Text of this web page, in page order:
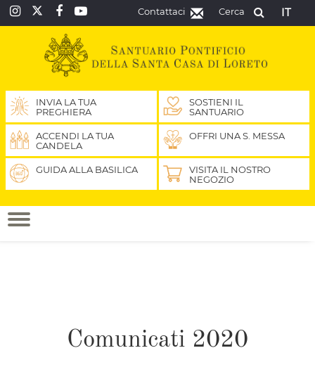
IT
Cerca
Contattaci
INVIA LA TUA
PREGHIERA
SOSTIENI IL
SANTUARIO
ACCENDI LA TUA
CANDELA
OFFRI UNA S. MESSA
GUIDA ALLA BASILICA
VISITA IL NOSTRO
NEGOZIO
Comunicati 2020